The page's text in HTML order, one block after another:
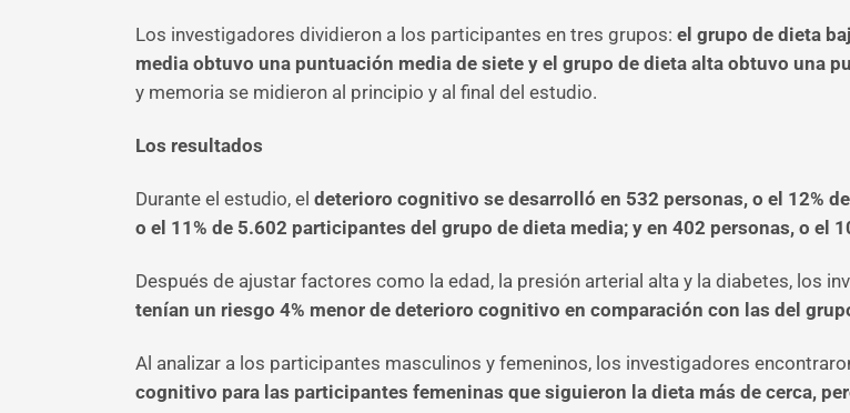
Los investigadores dividieron a los participantes en tres grupos: el grupo de dieta
media obtuvo una puntuación media de siete y el grupo de dieta alta obtuvo una
y memoria se midieron al principio y al final del estudio.
Los resultados
Durante el estudio, el deterioro cognitivo se desarrolló en 532 personas, o el 12%
o el 11% de 5.602 participantes del grupo de dieta media; y en 402 personas, o el
Después de ajustar factores como la edad, la presión arterial alta y la diabetes, los
tenían un riesgo 4% menor de deterioro cognitivo en comparación con las del
Al analizar a los participantes masculinos y femeninos, los investigadores
cognitivo para las participantes femeninas que siguieron la dieta más de cerca,